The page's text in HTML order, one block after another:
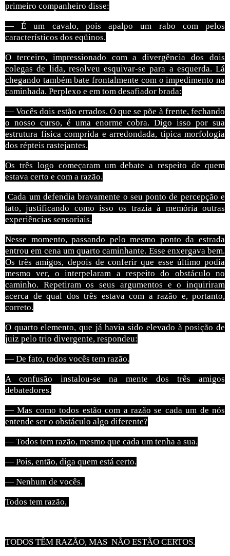
primeiro companheiro disse:
— É um cavalo, pois apalpo um rabo com pelos
característicos dos eqüinos.
O terceiro, impressionado com a divergência dos dois
colegas de lida, resolveu esquivar-se para a esquerda. Lá
chegando também bate frontalmente com o impedimento na
caminhada. Perplexo e em tom desafiador brada:
— Vocês dois estão errados. O que se põe à frente, fechando
o nosso curso, é uma enorme cobra. Digo isso por sua
estrutura física comprida e arredondada, típica morfologia
dos répteis rastejantes.
Os três logo começaram um debate a respeito de quem
estava certo e com a razão.
Cada um defendia bravamente o seu ponto de percepção e
tato, justificando como isso os trazia à memória outras
experiências sensoriais.
Nesse momento, passando pelo mesmo ponto da estrada
entrou em cena um quarto caminhante. Esse enxergava bem.
Os três amigos, depois de conferir que esse último podia
mesmo ver, o interpelaram a respeito do obstáculo no
caminho. Repetiram os seus argumentos e o inquiriram
acerca de qual dos três estava com a razão e, portanto,
correto.
O quarto elemento, que já havia sido elevado à posição de
juiz pelo trio divergente, respondeu:
— De fato, todos vocês tem razão.
A confusão instalou-se na mente dos três amigos
debatedores.
— Mas como todos estão com a razão se cada um de nós
entende ser o obstáculo algo diferente?
— Todos tem razão, mesmo que cada um tenha a sua.
— Pois, então, diga quem está certo.
— Nenhum de vocês.
Todos tem razão,
TODOS TÊM RAZÃO, MAS NÃO ESTÃO CERTOS.